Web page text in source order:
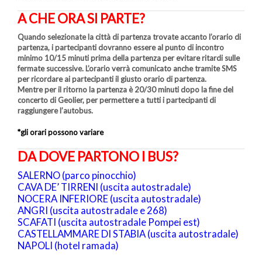
A CHE ORA SI PARTE?
Quando selezionate la città di partenza trovate accanto l’orario di
partenza, i partecipanti dovranno essere al punto di incontro
minimo 10/15 minuti prima della partenza per evitare ritardi sulle
fermate successive. L’orario verrà comunicato anche tramite SMS
per ricordare ai partecipanti il giusto orario di partenza.
Mentre per il ritorno la partenza è 20/30 minuti dopo la fine del
concerto di Geolier, per permettere a tutti i partecipanti di
raggiungere l’autobus.
*gli orari possono variare
DA DOVE PARTONO I BUS?
SALERNO (parco pinocchio)
CAVA DE’ TIRRENI (uscita autostradale)
NOCERA INFERIORE (uscita autostradale)
ANGRI (uscita autostradale e 268)
SCAFATI (uscita autostradale Pompei est)
CASTELLAMMARE DI STABIA (uscita autostradale)
NAPOLI (hotel ramada)